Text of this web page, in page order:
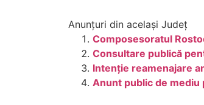
Anunțuri din același Județ
Composesoratul
Consultare publică
Intenție reamenajare
Anunt public de